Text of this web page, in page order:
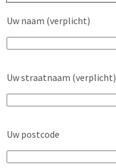
Uw naam (verplicht)
Uw straatnaam (verplicht)
Uw postcode